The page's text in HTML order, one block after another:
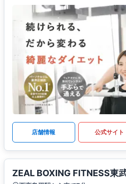
店舗情報 公式サイト
ZEAL BOXING FITNESS東